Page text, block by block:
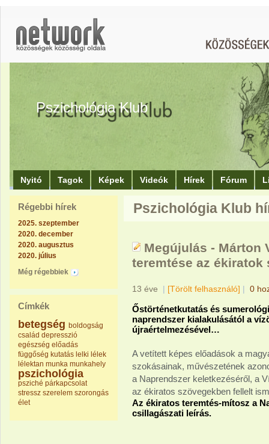
Pszichológia Klub
Nyitó Tagok Képek Videók Hírek Fórum
Régebbi hírek
2025. szeptember
2020. december
2020. augusztus
2020. július
Még régebbiek
Címkék
betegség boldogság
család depresszió
egészség előadás
függőség kutatás lelki lélek
lélektan munka munkahely
pszichológia
psziché párkapcsolat
stressz szerelem szorongás
élet
Pszichológia Klub
Megújulás - Márton
teremtése az ékiratok
13 éve | [Törölt felhasználó] | 0
Őstörténetkutatás és
naprendszer kialakulásától a
újraértelmezésével…
A vetített képes előadások a
szokásainak, művészetének
a Naprendszer keletkezéséről, a
az ékiratos szövegekben fellelt
Az ékiratos teremtés-mítosz a
csillagászati leírás.